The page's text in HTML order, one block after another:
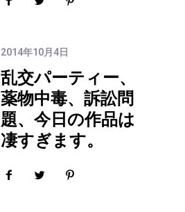
2014年10月4日
乱交パーティー、
薬物中毒、訴訟問
題、今日の作品は
凄すぎます。